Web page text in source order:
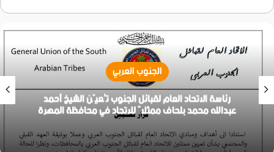
الجنوب العربي
رئاسة الاتحاد العام لقبائل الجنوب تُعيّن الشيخ أحمد
عبدالله محمد بلحاف ممثلاً للاتحاد في محافظة المهرة